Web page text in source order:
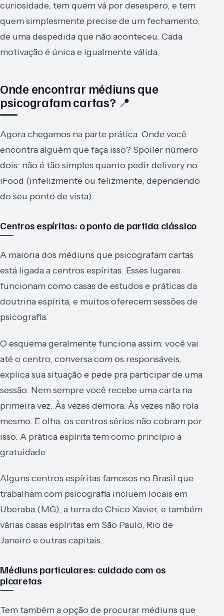
curiosidade, tem quem vá por desespero, e tem
quem simplesmente precise de um fechamento,
de uma despedida que não aconteceu. Cada
motivação é única e igualmente válida.
Onde encontrar médiuns que
psicografam cartas? 📍
Agora chegamos na parte prática. Onde você
encontra alguém que faça isso? Spoiler número
dois: não é tão simples quanto pedir delivery no
iFood (infelizmente ou felizmente, dependendo
do seu ponto de vista).
Centros espíritas: o ponto de partida clássico
A maioria dos médiuns que psicografam cartas
está ligada a centros espíritas. Esses lugares
funcionam como casas de estudos e práticas da
doutrina espírita, e muitos oferecem sessões de
psicografia.
O esquema geralmente funciona assim: você vai
até o centro, conversa com os responsáveis,
explica sua situação e pede pra participar de uma
sessão. Nem sempre você recebe uma carta na
primeira vez. Às vezes demora. Às vezes não rola
mesmo. E olha, os centros sérios não cobram por
isso. A prática espírita tem como princípio a
gratuidade.
Alguns centros espíritas famosos no Brasil que
trabalham com psicografia incluem locais em
Uberaba (MG), a terra do Chico Xavier, e também
várias casas espíritas em São Paulo, Rio de
Janeiro e outras capitais.
Médiuns particulares: cuidado com os
picaretas
Tem também a opção de procurar médiuns que